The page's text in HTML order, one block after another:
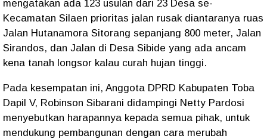
mengatakan ada 123 usulan dari 23 Desa se-
Kecamatan Silaen prioritas jalan rusak diantaranya ruas
Jalan Hutanamora Sitorang sepanjang 800 meter, Jalan
Sirandos, dan Jalan di Desa Sibide yang ada ancam
kena tanah longsor kalau curah hujan tinggi.
Pada kesempatan ini, Anggota DPRD Kabupaten Toba
Dapil V, Robinson Sibarani didampingi Netty Pardosi
menyebutkan harapannya kepada semua pihak, untuk
mendukung pembangunan dengan cara merubah